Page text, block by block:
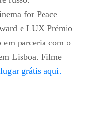
for Peace
e LUX Prémio
parceria com o
Lisboa. Filme
grátis aqui.